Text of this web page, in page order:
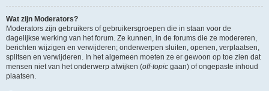
Wat zijn Moderators?
Moderators zijn gebruikers of gebruikersgroepen die in staan voor de
dagelijkse werking van het forum. Ze kunnen, in de forums die ze modereren,
berichten wijzigen en verwijderen; onderwerpen sluiten, openen, verplaatsen,
splitsen en verwijderen. In het algemeen moeten ze er gewoon op toe zien dat
mensen niet van het onderwerp afwijken (off-topic gaan) of ongepaste inhoud
plaatsen.